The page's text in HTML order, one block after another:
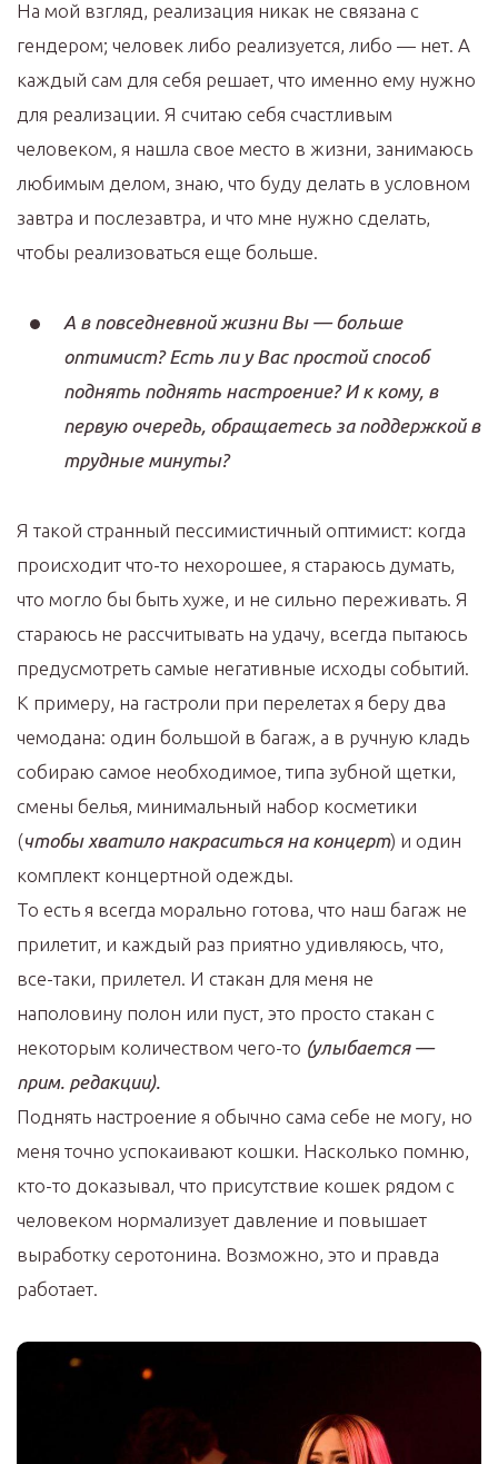
На мой взгляд, реализация никак не связана с
гендером; человек либо реализуется, либо — нет. А
каждый сам для себя решает, что именно ему нужно
для реализации. Я считаю себя счастливым
человеком, я нашла свое место в жизни, занимаюсь
любимым делом, знаю, что буду делать в условном
завтра и послезавтра, и что мне нужно сделать,
чтобы реализоваться еще больше.
А в повседневной жизни Вы — больше
оптимист? Есть ли у Вас простой способ
поднять поднять настроение? И к кому, в
первую очередь, обращаетесь за поддержкой в
трудные минуты?
Я такой странный пессимистичный оптимист: когда
происходит что-то нехорошее, я стараюсь думать,
что могло бы быть хуже, и не сильно переживать. Я
стараюсь не рассчитывать на удачу, всегда пытаюсь
предусмотреть самые негативные исходы событий.
К примеру, на гастроли при перелетах я беру два
чемодана: один большой в багаж, а в ручную кладь
собираю самое необходимое, типа зубной щетки,
смены белья, минимальный набор косметики
(чтобы хватило накраситься на концерт) и один
комплект концертной одежды.
То есть я всегда морально готова, что наш багаж не
прилетит, и каждый раз приятно удивляюсь, что,
все-таки, прилетел. И стакан для меня не
наполовину полон или пуст, это просто стакан с
некоторым количеством чего-то (улыбается —
прим. редакции).
Поднять настроение я обычно сама себе не могу, но
меня точно успокаивают кошки. Насколько помню,
кто-то доказывал, что присутствие кошек рядом с
человеком нормализует давление и повышает
выработку серотонина. Возможно, это и правда
работает.